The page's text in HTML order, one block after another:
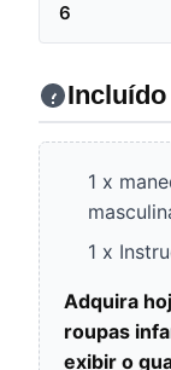
6
1 x
1 x
Adquira
roupas
exibir o